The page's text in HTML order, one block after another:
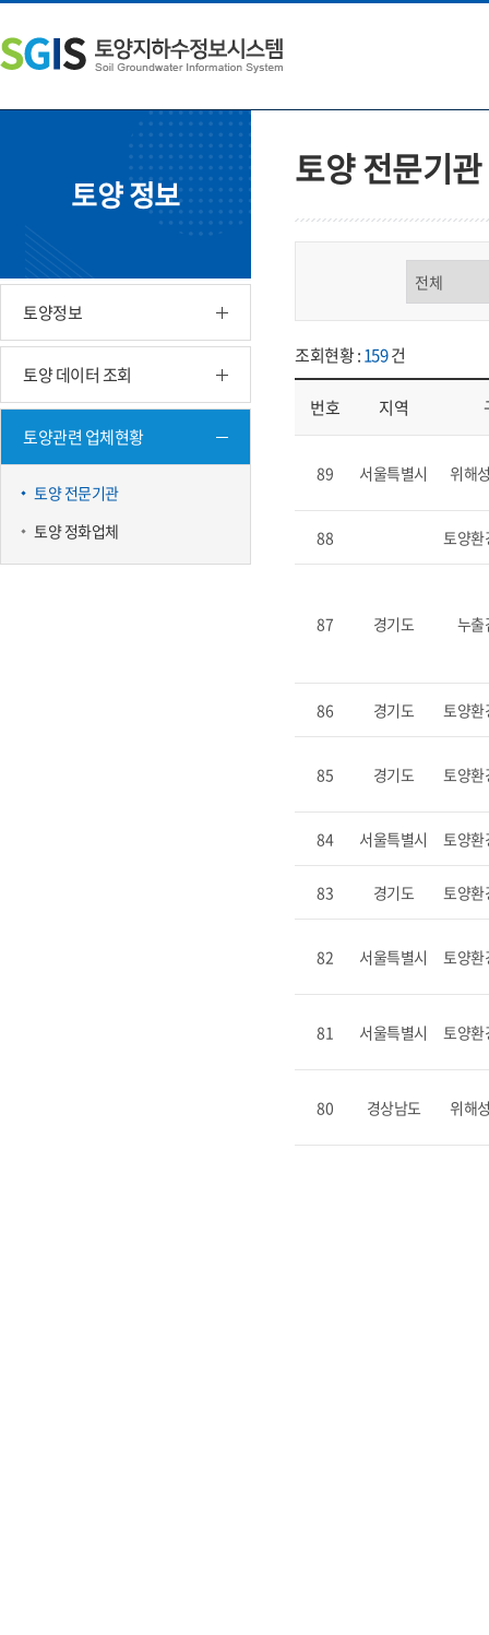
문
내
용
쪽
메
뉴
단
주
소
토양 정보
토양정보
토양 데이터 조회
토양관련 업체현황
토양 전문기관
토양 정화업체
토양 전문기관
조회현황 :159건
번호 지역
89 서울특별시 위해
88 토양환
87 경기도 누출
86 경기도 토양환
85 경기도 토양환
84 서울특별시 토양환
83 경기도 토양환
82 서울특별시 토양환
81 서울특별시 토양환
80 경상남도 위해